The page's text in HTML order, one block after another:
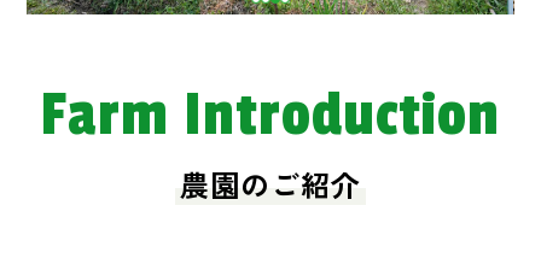
Farm Introduction
農園のご紹介